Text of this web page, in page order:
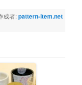
成者:pattern-item.net